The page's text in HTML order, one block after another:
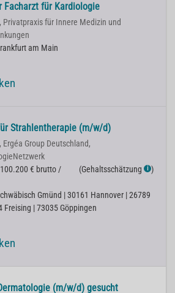
Facharzt für Kardiologie
Privatpraxis für Innere Medizin und
am Main
Strahlentherapie (m/w/d)
Ergéa Group Deutschland,
€ brutto /
(Gehaltsschätzung ℹ )
Gmünd | 30161 Hannover | 26789
Freising | 73035 Göppingen
(m/w/d) gesucht